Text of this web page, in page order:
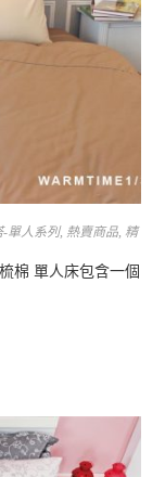
單人系列, 熱賣商品, 精
棉 單人床包含一個